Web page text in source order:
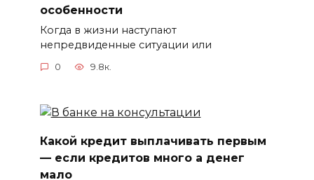
особенности
Когда в жизни наступают
непредвиденные ситуации или
0 9.8к.
Какой кредит выплачивать первым
— если кредитов много а денег
мало